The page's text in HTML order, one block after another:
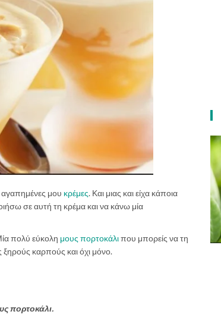
αγαπημένες μου κρέμες. Και μιας και είχα κάποια
σε αυτή τη κρέμα και να κάνω μία
πολύ εύκολη μους πορτοκάλιπου μπορείς να τη
ξηρούς καρπούς και όχι μόνο.
πορτοκάλι.